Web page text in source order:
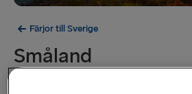
Färjor till Sverige
Småland